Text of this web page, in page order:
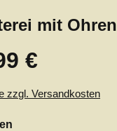
mit Ohren
Preis:
€
zzgl. Versandkosten